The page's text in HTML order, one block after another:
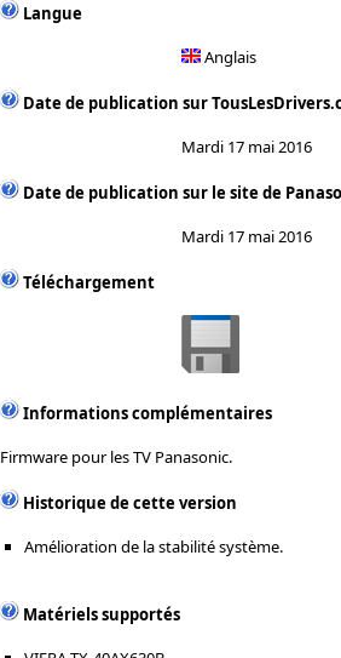
Langue
Anglais
Date de publication sur
Mardi 17 mai 2016
Date de publication sur le site de
Mardi 17 mai 2016
Téléchargement
Informations complémentaires
Firmware pour les TV Panasonic.
Historique de cette version
Amélioration de la stabilité système.
Matériels supportés